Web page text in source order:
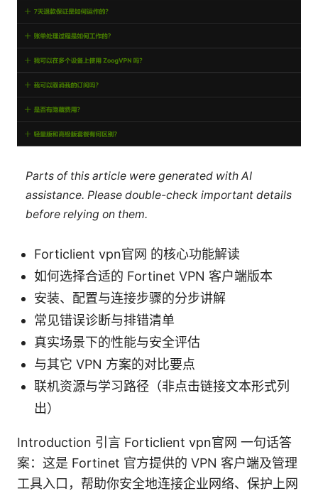
Parts of this article were generated with AI
assistance. Please double-check important details
before relying on them.
Forticlient vpn官网 的核心功能解读
如何选择合适的 Fortinet VPN 客户端版本
安装、配置与连接步骤的分步讲解
常见错误诊断与排错清单
真实场景下的性能与安全评估
与其它 VPN 方案的对比要点
联机资源与学习路径（非点击链接文本形式列
出）
Introduction 引言 Forticlient vpn官网 一句话答
案：这是 Fortinet 官方提供的 VPN 客户端及管理
工具入口，帮助你安全地连接企业网络、保护上网